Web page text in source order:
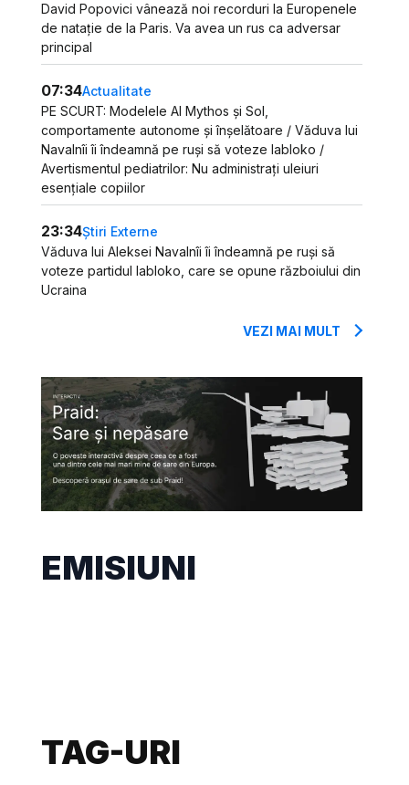
David Popovici vânează noi recorduri la Europenele
de natație de la Paris. Va avea un rus ca adversar
principal
07:34Actualitate
PE SCURT: Modelele AI Mythos și Sol,
comportamente autonome și înșelătoare / Văduva lui
Navalnîi îi îndeamnă pe ruși să voteze Iabloko /
Avertismentul pediatrilor: Nu administrați uleiuri
esențiale copiilor
23:34Știri Externe
Văduva lui Aleksei Navalnîi îi îndeamnă pe ruși să
voteze partidul Iabloko, care se opune războiului din
Ucraina
VEZI MAI MULT
EMISIUNI
TAG-URI